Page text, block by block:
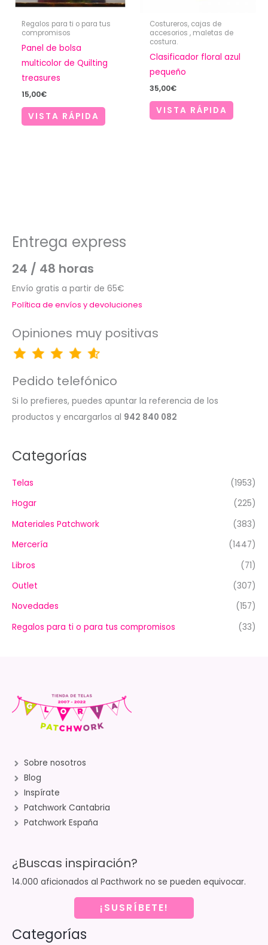
Regalos para ti o para tus
compromisos
Panel de bolsa
multicolor de Quilting
treasures
15,00€
VISTA RÁPIDA
Costureros, cajas de
accesorios , maletas de
costura.
Clasificador floral azul
pequeño
35,00€
VISTA RÁPIDA
Entrega express
24 / 48 horas
Envío gratis a partir de 65€
Política de envíos y devoluciones
Opiniones muy positivas
Pedido telefónico
Si lo prefieres, puedes apuntar la referencia de los
productos y encargarlos al 942 840 082
Categorías
Telas
(1953)
Hogar
(225)
Materiales Patchwork
(383)
Mercería
(1447)
Libros
(71)
Outlet
(307)
Novedades
(157)
Regalos para ti o para tus compromisos
(33)
Sobre nosotros
Blog
Inspírate
Patchwork Cantabria
Patchwork España
¿Buscas inspiración?
14.000 aficionados al Pacthwork no se pueden equivocar.
¡SUSRÍBETE!
Categorías